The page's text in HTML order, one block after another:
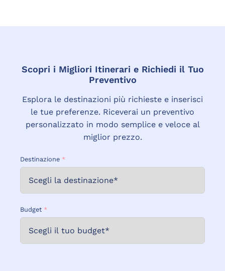
Scopri i Migliori Itinerari e Richiedi il Tuo
Preventivo
Esplora le destinazioni più richieste e inserisci
le tue preferenze. Riceverai un preventivo
personalizzato in modo semplice e veloce al
miglior prezzo.
Destinazione *
Budget *